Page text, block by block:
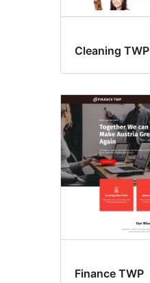
Cleaning TWP
Finance TWP